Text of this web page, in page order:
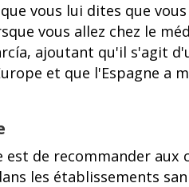
vous lui dites que
vous allez chez le
ajoutant qu'il s'agit
et que l'Espagne a
de recommander aux
les établissements